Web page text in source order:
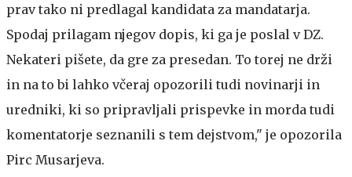
prav tako ni predlagal kandidata za mandatarja.
Spodaj prilagam njegov dopis, ki ga je poslal v DZ.
Nekateri pišete, da gre za presedan. To torej ne drži
in na to bi lahko včeraj opozorili tudi novinarji in
uredniki, ki so pripravljali prispevke in morda tudi
komentatorje seznanili s tem dejstvom," je opozorila
Pirc Musarjeva.